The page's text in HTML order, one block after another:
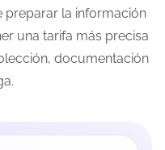
preparar la información
una tarifa más precisa
documentación